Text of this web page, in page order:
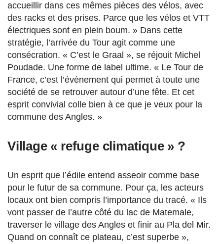
accueillir dans ces mêmes pièces des vélos, avec
des racks et des prises. Parce que les vélos et VTT
électriques sont en plein boum. » Dans cette
stratégie, l’arrivée du Tour agit comme une
consécration. « C’est le Graal », se réjouit Michel
Poudade. Une forme de label ultime. « Le Tour de
France, c’est l’événement qui permet à toute une
société de se retrouver autour d’une fête. Et cet
esprit convivial colle bien à ce que je veux pour la
commune des Angles. »
Village « refuge climatique » ?
Un esprit que l’édile entend asseoir comme base
pour le futur de sa commune. Pour ça, les acteurs
locaux ont bien compris l’importance du tracé. « Ils
vont passer de l’autre côté du lac de Matemale,
traverser le village des Angles et finir au Pla del Mir.
Quand on connaît ce plateau, c’est superbe »,